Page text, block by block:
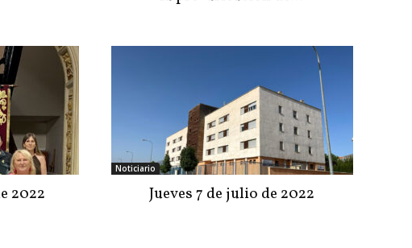
2022
Noticiario
Jueves 7 de julio de 2022